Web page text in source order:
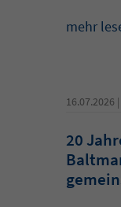
mehr
16.07.2026 |
20